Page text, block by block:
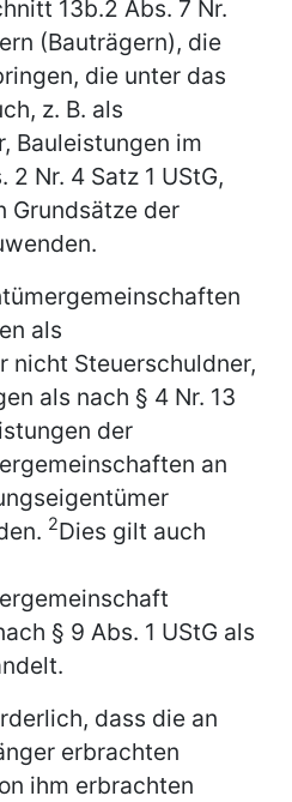
13b.2 Abs. 7 Nr.
(Bauträgern), die
die unter das
z. B. als
Bauleistungen im
2 Nr. 4 Satz 1 UStG,
Grundsätze der
als
nicht Steuerschuldner,
als nach § 4 Nr. 13
der
an
2Dies gilt auch
§ 9 Abs. 1 UStG als
dass die an
erbrachten
ihm erbrachten